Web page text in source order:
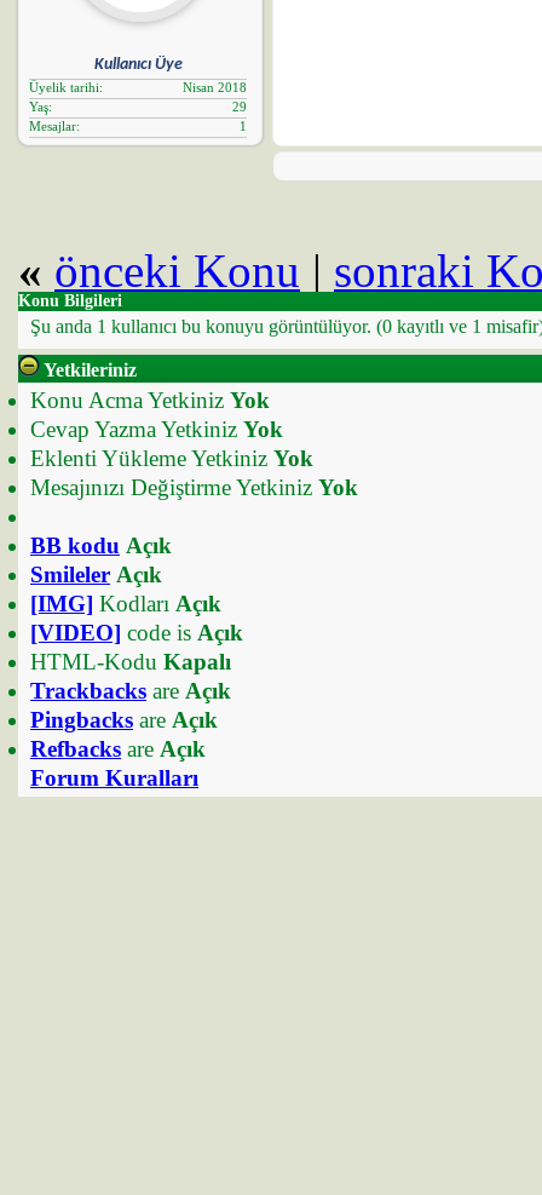
Kullanıcı Üye
Üyelik tarihi
Nisan 2018
Yaş
29
Mesajlar
1
« önceki Konu | sonraki
Konu Bilgileri
Şu anda 1 kullanıcı bu konuyu görüntülüyor. (0 kayıtlı ve 1
Yetkileriniz
Konu Acma Yetkiniz Yok
Cevap Yazma Yetkiniz Yok
Eklenti Yükleme Yetkiniz Yok
Mesajınızı Değiştirme Yetkiniz Yok
BB kodu Açık
Smileler Açık
[IMG] Kodları Açık
[VIDEO] code is Açık
HTML-Kodu Kapalı
Trackbacks are Açık
Pingbacks are Açık
Refbacks are Açık
Forum Kuralları